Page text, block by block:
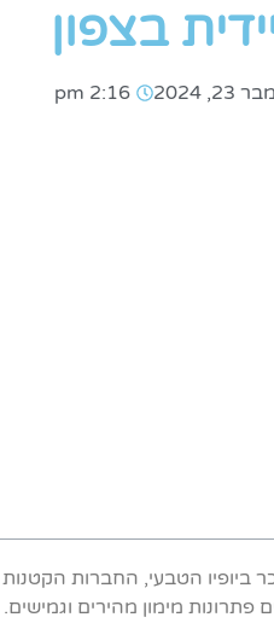
בצפון
2024
2:16 pm
ביופיו הטבעי, החברות הקטנות
פתרונות מימון מהירים